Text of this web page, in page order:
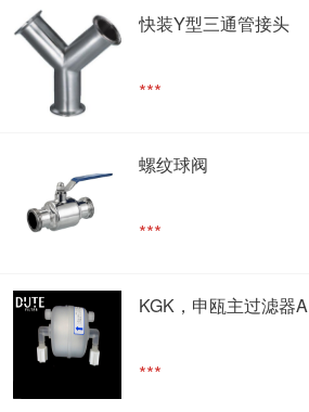
快装Y型三通管接头
***
螺纹球阀
***
KGK，申瓯主过滤器A
***